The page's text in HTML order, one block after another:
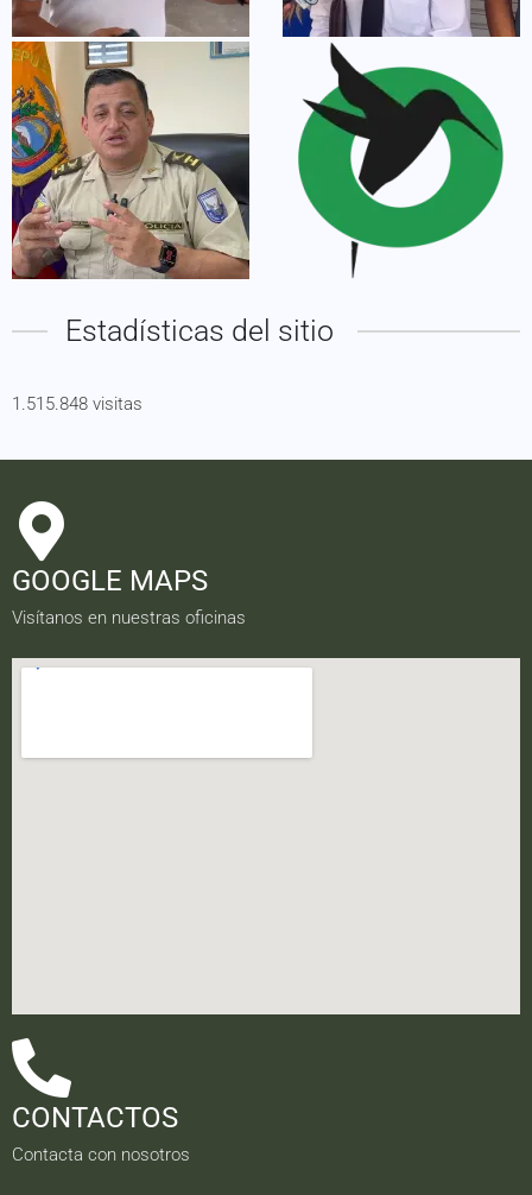
Estadísticas del sitio
1.515.848 visitas
GOOGLE MAPS
Visítanos en nuestras oficinas
CONTACTOS
Contacta con nosotros